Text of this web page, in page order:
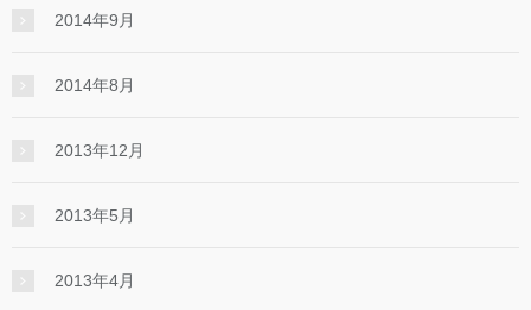
2014年9月
2014年8月
2013年12月
2013年5月
2013年4月